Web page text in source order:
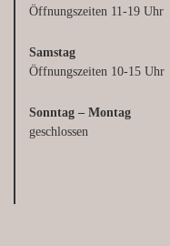
Öffnungszeiten 11-19 Uhr
Samstag
Öffnungszeiten 10-15 Uhr
Sonntag – Montag
geschlossen